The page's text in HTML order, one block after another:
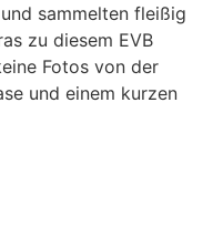
sammelten fleißig
zu diesem EVB
Fotos von der
und einem kurzen